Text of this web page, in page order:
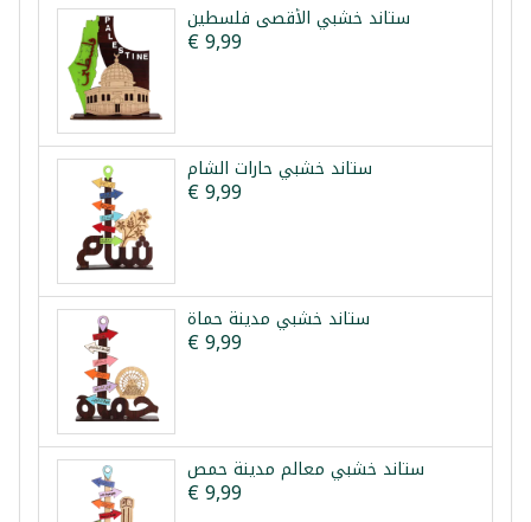
ستاند خشبي الأقصى فلسطين
€ 9,99
ستاند خشبي حارات الشام
€ 9,99
ستاند خشبي مدينة حماة
€ 9,99
ستاند خشبي معالم مدينة حمص
€ 9,99